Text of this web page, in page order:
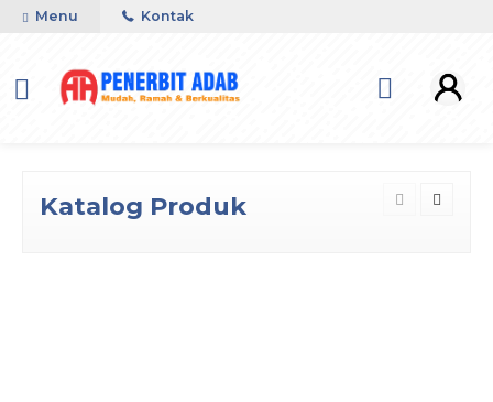
Menu Kontak
Katalog Produk